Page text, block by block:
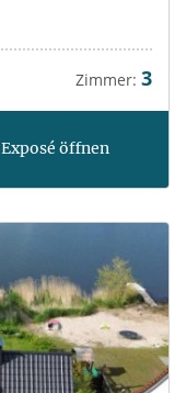
Zimmer: 3
Exposé öffnen